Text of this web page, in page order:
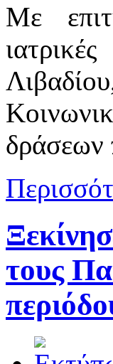
Με
δράσεων
τους